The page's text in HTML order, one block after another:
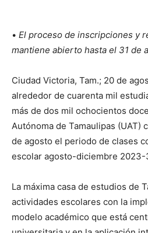
• El proceso de inscripciones y
mantiene abierto hasta el 31 de
Ciudad Victoria, Tam.; 20 de
alrededor de cuarenta mil
más de dos mil ochocientos
Autónoma de Tamaulipas (UAT)
de agosto el periodo de clases
escolar agosto-diciembre 2023-
​La máxima casa de estudios de
actividades escolares con la
modelo académico que está